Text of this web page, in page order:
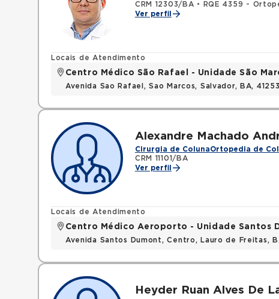
CRM 12303/BA •
RQE 4359 -
Ver perfil
Locais de Atendimento
Centro Médico São Rafael - Unidade São
Avenida Sao Rafael, Sao Marcos, Salvador, BA,
Alexandre Machado
Cirurgia de ColunaOrtopedia de
CRM 11101/BA
Ver perfil
Locais de Atendimento
Centro Médico Aeroporto - Unidade Santos
Avenida Santos Dumont, Centro, Lauro de Freitas,
Heyder Ruan Alves De